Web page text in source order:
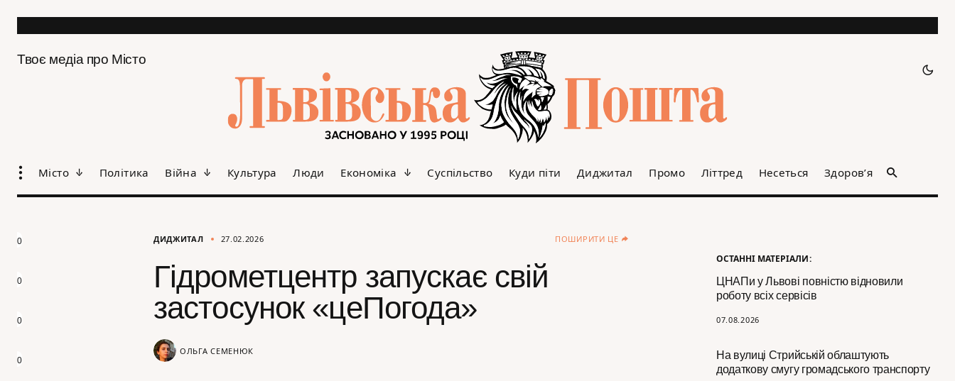
Твоє медіа про Місто
Місто Політика Війна Культура Люди Економіка Суспільство Куди піти Диджитал Промо Літтред Несеться Здоров’я
ОСТАННІ МАТЕРІАЛИ:
ЦНАПи у Львові повністю відновили
роботу всіх сервісів
07.08.2026
На вулиці Стрийській облаштують
додаткову смугу громадського транспорту
ДИДЖИТАЛ 27.02.2026 ПОШИРИТИ ЦЕ
Гідрометцентр запускає свій
застосунок «цеПогода»
ОЛЬГА СЕМЕНЮК
0
0
0
0